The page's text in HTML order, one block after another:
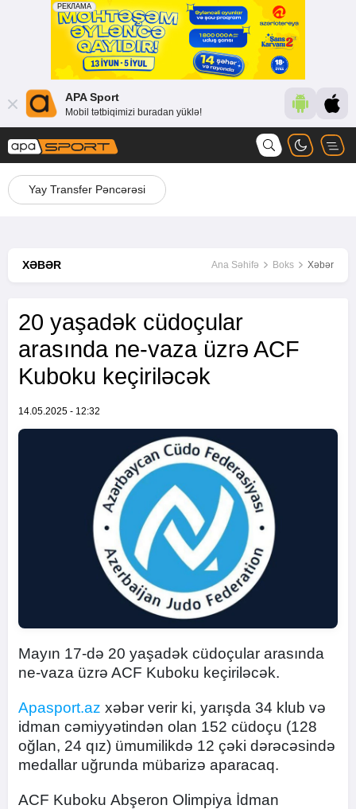
APA Sport
Mobil tətbiqimizi buradan yüklə!
Yay Transfer Pəncərəsi
XƏBƏR Ana Səhifə Boks Xəbər
20 yaşadək cüdoçular
arasında ne-vaza üzrə ACF
Kuboku keçiriləcək
14.05.2025 - 12:32
Mayın 17-də 20 yaşadək cüdoçular arasında
ne-vaza üzrə ACF Kuboku keçiriləcək.
Apasport.az xəbər verir ki, yarışda 34 klub və
idman cəmiyyətindən olan 152 cüdoçu (128
oğlan, 24 qız) ümumilikdə 12 çəki dərəcəsində
medallar uğrunda mübarizə aparacaq.
ACF Kuboku Abşeron Olimpiya İdman